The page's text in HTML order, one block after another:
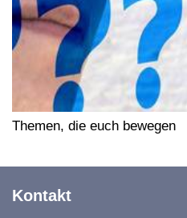
Themen, die euch bewegen
Kontakt